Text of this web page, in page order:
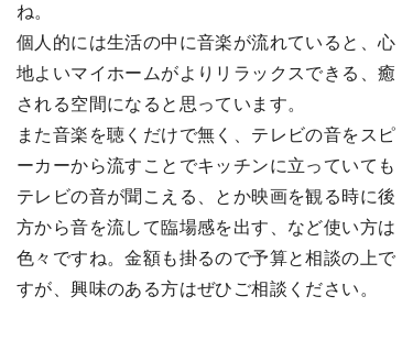
ね。
個人的には生活の中に音楽が流れていると、心
地よいマイホームがよりリラックスできる、癒
される空間になると思っています。
また音楽を聴くだけで無く、テレビの音をスピ
ーカーから流すことでキッチンに立っていても
テレビの音が聞こえる、とか映画を観る時に後
方から音を流して臨場感を出す、など使い方は
色々ですね。金額も掛るので予算と相談の上で
すが、興味のある方はぜひご相談ください。